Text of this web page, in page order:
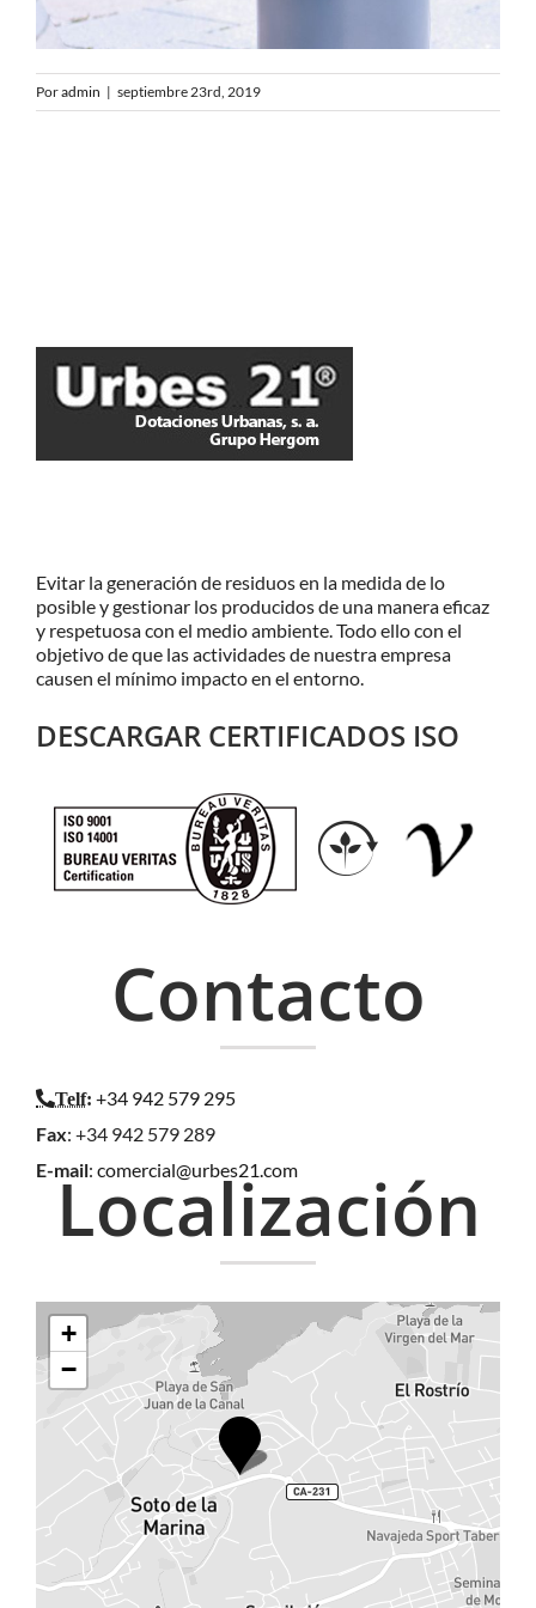
Poradmin | septiembre 23rd, 2019
Evitar la generación de residuos en la medida de lo
posible y gestionar los producidos de una manera eficaz
y respetuosa con el medio ambiente. Todo ello con el
objetivo de que las actividades de nuestra empresa
causen el mínimo impacto en el entorno.
DESCARGAR CERTIFICADOS ISO
Localización
+
−
Contacto
Telf: +34 942 579 295
Fax: +34 942 579 289
E-mail: comercial@urbes21.com